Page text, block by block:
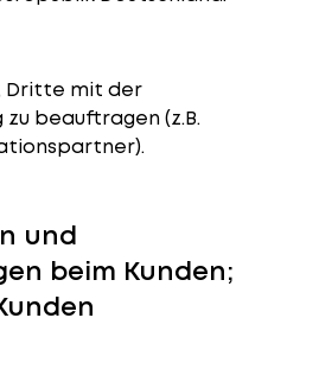
Dritte mit der
beauftragen (z.B.
und
beim Kunden;